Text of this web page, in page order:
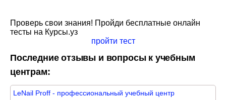
Проверь свои знания! Пройди бесплатные онлайн
тесты на Курсы.уз
пройти тест
Последние отзывы и вопросы к учебным
центрам:
LeNail Proff - профессиональный учебный центр